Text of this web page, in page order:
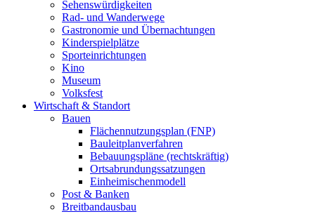
Sehenswürdigkeiten
Rad- und Wanderwege
Gastronomie und Übernachtungen
Kinderspielplätze
Sporteinrichtungen
Kino
Museum
Volksfest
Wirtschaft & Standort
Bauen
Flächennutzungsplan (FNP)
Bauleitplanverfahren
Bebauungspläne (rechtskräftig)
Ortsabrundungssatzungen
Einheimischenmodell
Post & Banken
Breitbandausbau